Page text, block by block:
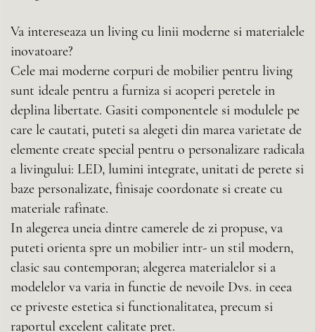
Va intereseaza un living cu linii moderne si materialele
inovatoare?
Cele mai moderne corpuri de mobilier pentru living
sunt ideale pentru a furniza si acoperi peretele in
deplina libertate. Gasiti componentele si modulele pe
care le cautati, puteti sa alegeti din marea varietate de
elemente create special pentru o personalizare radicala
a livingului: LED, lumini integrate, unitati de perete si
baze personalizate, finisaje coordonate si create cu
materiale rafinate.
In alegerea uneia dintre camerele de zi propuse, va
puteti orienta spre un mobilier intr- un stil modern,
clasic sau contemporan; alegerea materialelor si a
modelelor va varia in functie de nevoile Dvs. in ceea
ce priveste estetica si functionalitatea, precum si
raportul excelent calitate pret.